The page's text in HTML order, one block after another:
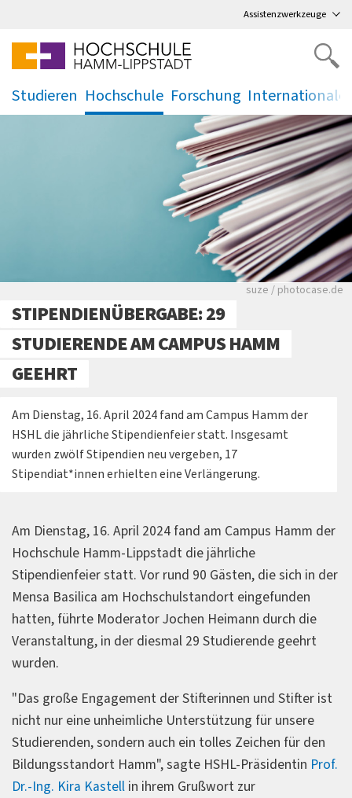
Assistenzwerkzeuge
Studieren
.
Hochschule
.
Forschung
. .
Viele Zeitungen.
suze / photocase.de
STIPENDIENÜBERGABE: 29
STUDIERENDE AM CAMPUS HAMM
GEEHRT
Am Dienstag, 16. April 2024 fand am Campus Hamm der
HSHL die jährliche Stipendienfeier statt. Insgesamt
wurden zwölf Stipendien neu vergeben, 17
Stipendiat*innen erhielten eine Verlängerung.
Am Dienstag, 16. April 2024 fand am Campus Hamm der
Hochschule Hamm-Lippstadt die jährliche
Stipendienfeier statt. Vor rund 90 Gästen, die sich in der
Mensa Basilica am Hochschulstandort eingefunden
hatten, führte Moderator Jochen Heimann durch die
Veranstaltung, in der diesmal 29 Studierende geehrt
wurden.
"Das große Engagement der Stifterinnen und Stifter ist
nicht nur eine unheimliche Unterstützung für unsere
Studierenden, sondern auch ein tolles Zeichen für den
Bildungsstandort Hamm", sagte HSHL-Präsidentin Prof.
Dr.-Ing. Kira Kastell in ihrem Grußwort zur